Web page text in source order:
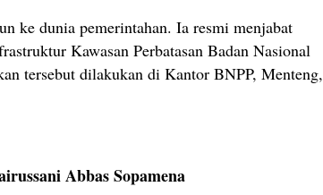
ke dunia pemerintahan. Ia resmi menjabat
Kawasan Perbatasan Badan Nasional
tersebut dilakukan di Kantor BNPP, Menteng,
Abbas Sopamena